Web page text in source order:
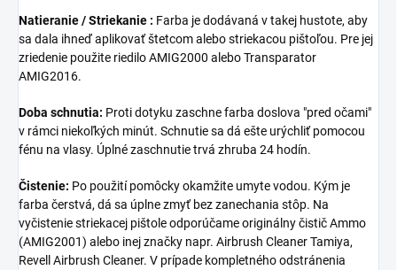
Natieranie / Striekanie : Farba je dodávaná v takej hustote, aby
sa dala ihneď aplikovať štetcom alebo striekacou pištoľou. Pre jej
zriedenie použite riedilo AMIG2000 alebo Transparator
AMIG2016.
Doba schnutia: Proti dotyku zaschne farba doslova "pred očami"
v rámci niekoľkých minút. Schnutie sa dá ešte urýchliť pomocou
fénu na vlasy. Úplné zaschnutie trvá zhruba 24 hodín.
Čistenie: Po použití pomôcky okamžite umyte vodou. Kým je
farba čerstvá, dá sa úplne zmyť bez zanechania stôp. Na
vyčistenie striekacej pištole odporúčame originálny čistič Ammo
(AMIG2001) alebo inej značky napr. Airbrush Cleaner Tamiya,
Revell Airbrush Cleaner. V prípade kompletného odstránenia